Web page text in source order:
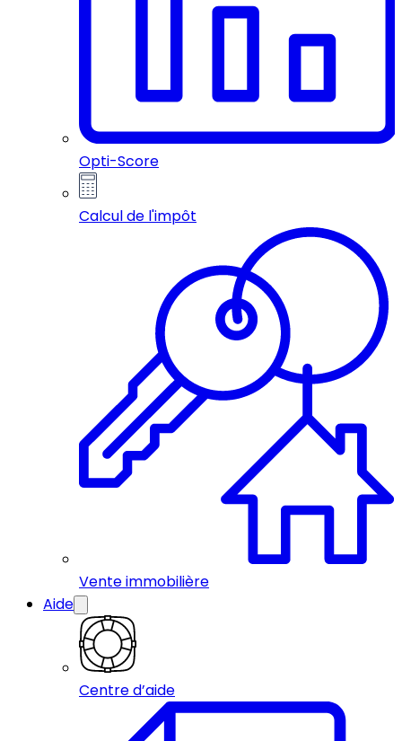
Opti-Score
Calcul de l'impôt
Vente immobilière
Aide
Centre d’aide